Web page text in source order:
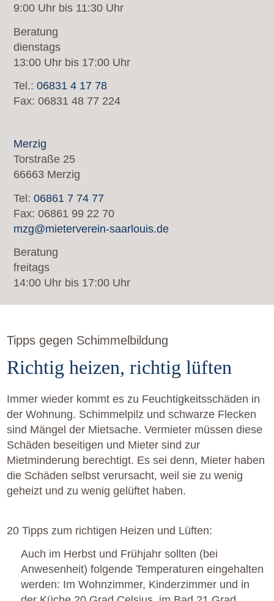
Tipps gegen Schimmelbildung
Richtig heizen, richtig lüften
Immer wieder kommt es zu Feuchtigkeitsschäden in
der Wohnung. Schimmelpilz und schwarze Flecken
sind Mängel der Mietsache. Vermieter müssen diese
Schäden beseitigen und Mieter sind zur
Mietminderung berechtigt. Es sei denn, Mieter haben
die Schäden selbst verursacht, weil sie zu wenig
geheizt und zu wenig gelüftet haben.
20 Tipps zum richtigen Heizen und Lüften:
Auch im Herbst und Frühjahr sollten (bei
Anwesenheit) folgende Temperaturen eingehalten
werden: Im Wohnzimmer, Kinderzimmer und in
9:00 Uhr bis 11:30 Uhr
Beratung
dienstags
13:00 Uhr bis 17:00 Uhr
Tel.:06831 4 17 78
Fax: 06831 48 77 224
Merzig
Torstraße 25
66663 Merzig
Tel:06861 7 74 77
Fax: 06861 99 22 70
mzg@mieterverein-saarlouis.de
Beratung
freitags
14:00 Uhr bis 17:00 Uhr